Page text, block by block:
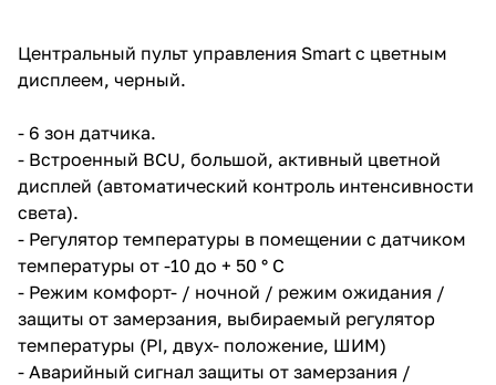
функция термостата
(PI/PWM/2P), контроль порог.
функций меню, черное стекло,
в установочную коробку,
92x92x28 мм.
Центральный пульт управления Smart с цветным
дисплеем, черный.
- 6 зон датчика.
- Встроенный BCU, большой, активный цветной
дисплей (автоматический контроль интенсивности
света).
- Регулятор температуры в помещении с датчиком
температуры от -10 до + 50 ° C
- Режим комфорт- / ночной / режим ожидания /
защиты от замерзания, выбираемый регулятор
температуры (PI, двух- положение, ШИМ)
- Аварийный сигнал защиты от замерзания /